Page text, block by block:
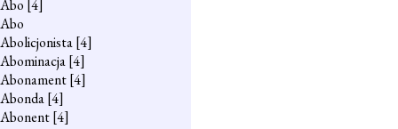
Abo [4]
Abo
Abolicjonista[4]
Abominacja[4]
Abonament[4]
Abonda[4]
Abonent[4]